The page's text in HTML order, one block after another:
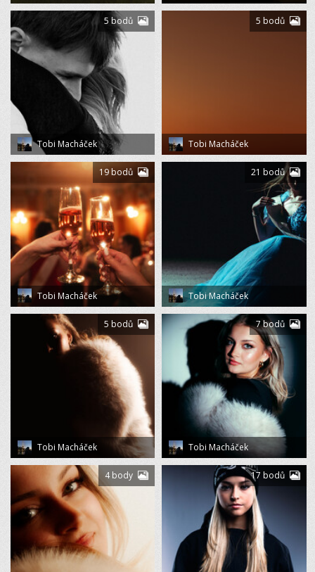
Tobi Macháček
5 bodů
Tobi Macháček
5 bodů
Tobi Macháček
19 bodů
Tobi Macháček
21 bodů
Tobi Macháček
5 bodů
Tobi Macháček
7 bodů
4 body 17 bodů